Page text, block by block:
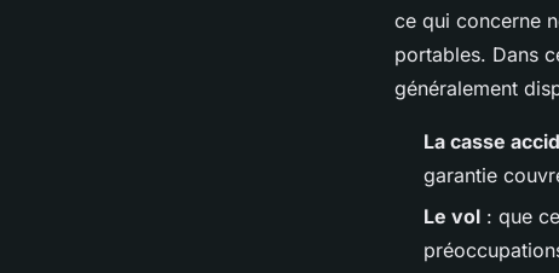
ce qui concerne
portables. Dans
généralement
La casse
garantie
Le vol : que